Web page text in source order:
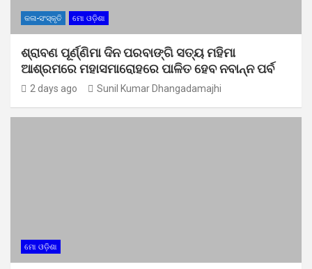
କଳା-ସଂସ୍କୃତି ମୋ ଓଡ଼ିଶା
ଶ୍ରାବଣ ପୂର୍ଣ୍ଣିମା ଦିନ ପରବାଙ୍ଗି ସତ୍ୟ ମହିମା
ଆଶ୍ରମରେ ମହାସମାରୋହରେ ପାଳିତ ହେବ ନବାନ୍ନ ପର୍ବ
2 days ago Sunil Kumar Dhangadamajhi
ମୋ ଓଡ଼ିଶା